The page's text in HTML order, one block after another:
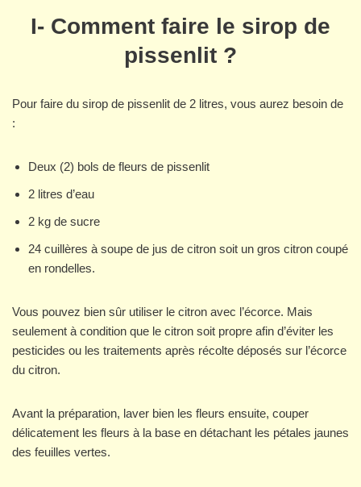
I- Comment faire le sirop de
pissenlit ?
Pour faire du sirop de pissenlit de 2 litres, vous aurez besoin de
:
Deux (2) bols de fleurs de pissenlit
2 litres d’eau
2 kg de sucre
24 cuillères à soupe de jus de citron soit un gros citron coupé
en rondelles.
Vous pouvez bien sûr utiliser le citron avec l’écorce. Mais
seulement à condition que le citron soit propre afin d’éviter les
pesticides ou les traitements après récolte déposés sur l’écorce
du citron.
Avant la préparation, laver bien les fleurs ensuite, couper
délicatement les fleurs à la base en détachant les pétales jaunes
des feuilles vertes.